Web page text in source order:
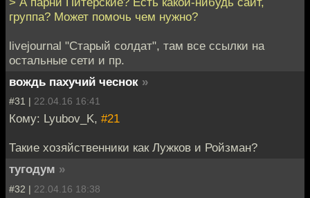
группа? Может помочь чем нужно?
livejournal "Старый солдат", там все ссылки на
остальные сети и пр.
вождь пахучий чеснок »
#31 | 22.04.16 16:41
Кому: Lyubov_K, #21
Такие хозяйственники как Лужков и Ройзман?
тугодум »
#32 | 22.04.16 18:38